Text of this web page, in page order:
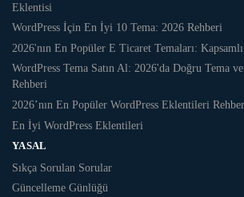
Eklentisi
WordPress İçin En İyi 10 Tema: 2026 Rehberi
2026'nın En Popüler E Ticaret Temaları:
WordPress Tema Satın Al: 2026'da Doğru Tema
Rehberi
2026’nın En Popüler WordPress Eklentileri
En İyi WordPress Eklentileri
YASAL
Sıkça Sorulan Sorular
Güncelleme Günlüğü